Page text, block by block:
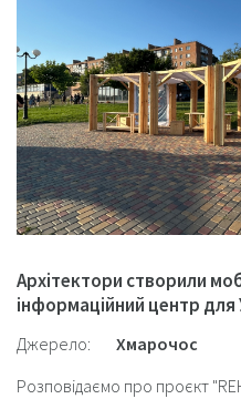
Архітектори створили
інформаційний центр для
Джерело:
Хмарочос
Розповідаємо про проєкт